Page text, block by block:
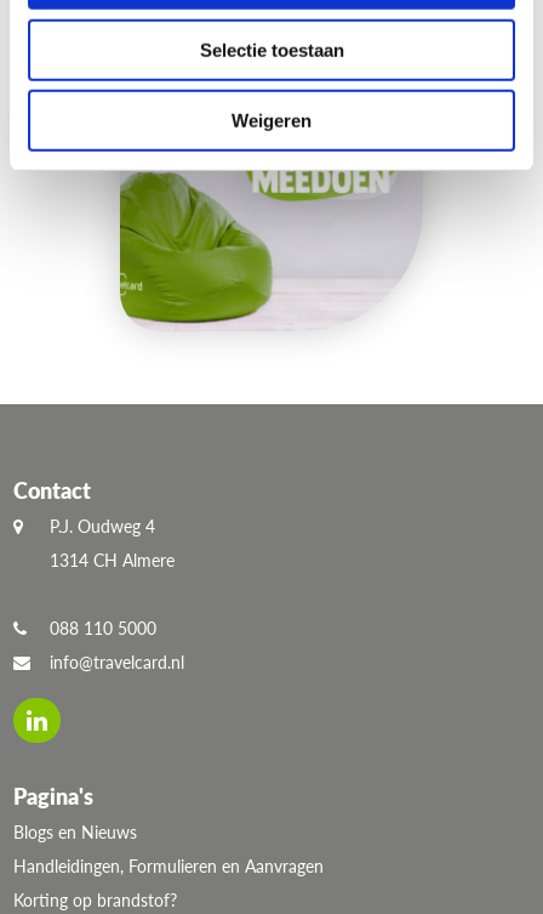
Selectie toestaan
Weigeren
Contact
P.J. Oudweg 4
1314 CH Almere
088 110 5000
info@travelcard.nl
Pagina's
Blogs en Nieuws
Handleidingen, Formulieren en Aanvragen
Korting op brandstof?